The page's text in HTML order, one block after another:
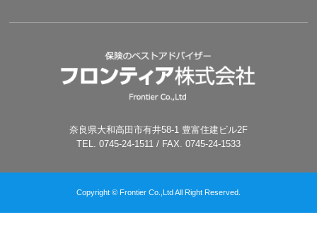
奈良県大和高田市有井58-1 豊富住建ビル2F
TEL. 0745-24-1511 / FAX. 0745-24-1533
Copyright © Frontier Co.,Ltd All Right Reserved.